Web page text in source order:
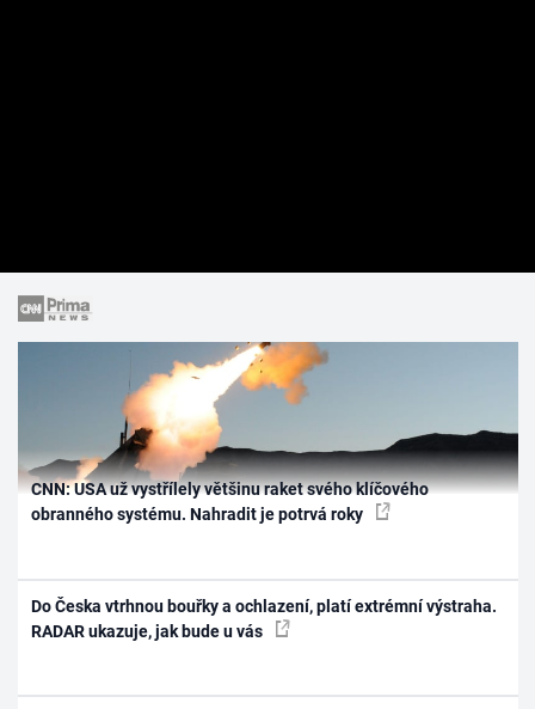
CNN: USA už vystřílely většinu raket svého klíčového
obranného systému. Nahradit je potrvá roky
Do Česka vtrhnou bouřky a ochlazení, platí extrémní výstraha.
RADAR ukazuje, jak bude u vás